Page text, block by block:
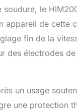
soudure, le
appareil de cette
fin de la
des électrodes
un usage
une protection